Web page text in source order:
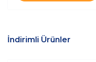
İndirimli Ürünler